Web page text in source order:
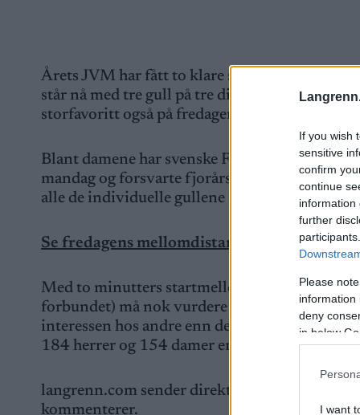
If you wish
sensitive
confirm
continue
information
further
Please
information
deny
in below
I want
Årets JVM har fått to klare stjerner.
står nå med tre gull på tre distanser. Det kan
storfavoritt også på fredagens mellomdistanse.
Blant damene har svenske Freja Hjerne stått
mandag og forsvarte fjorårsseieren på
alle de individuelle gullene i år.
Se fredagens mellomdistanse her.
Med to minutters startmellomrom blir det
forbundet) må nok vurdere hvordan man
interessen hos andre enn de allerede frelste.
184 herrer og 154 damer er påmeldt til
langrenn.com sender direkte som eneste
kommenterer.